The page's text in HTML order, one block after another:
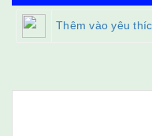
Thêm vào yêu